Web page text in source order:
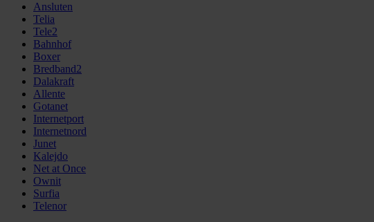
Ansluten
Telia
Tele2
Bahnhof
Boxer
Bredband2
Dalakraft
Allente
Gotanet
Internetport
Internetnord
Junet
Kalejdo
Net at Once
Ownit
Surfia
Telenor